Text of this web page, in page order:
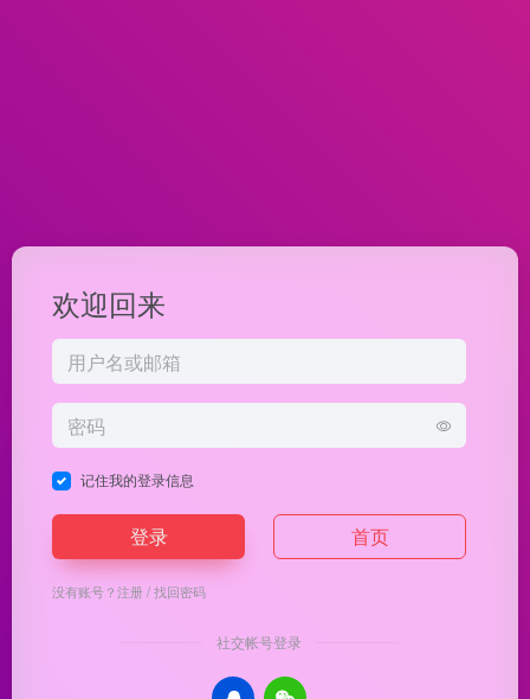
欢迎回来
记住我的登录信息
登录 首页
没有账号？注册/找回密码
社交帐号登录